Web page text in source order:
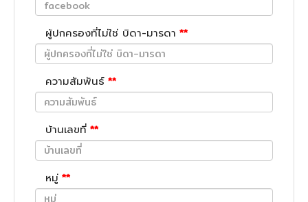
ผู้ปกครองที่ไม่ใช่ บิดา-มารดา **
ความสัมพันธ์ **
บ้านเลขที่ **
หมู่ **